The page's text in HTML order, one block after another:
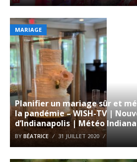
MARIAGE
Planifier un mariage sûr et
la pandémie – WISH-TV |
d’Indianapolis | Météo Indiana
BY BÉATRICE 31 JUILLET 2020